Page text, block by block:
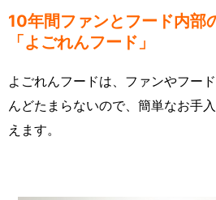
10年間ファンとフード内部
「よごれんフード」
よごれんフードは、ファンやフー
んどたまらないので、簡単なお手
えます。